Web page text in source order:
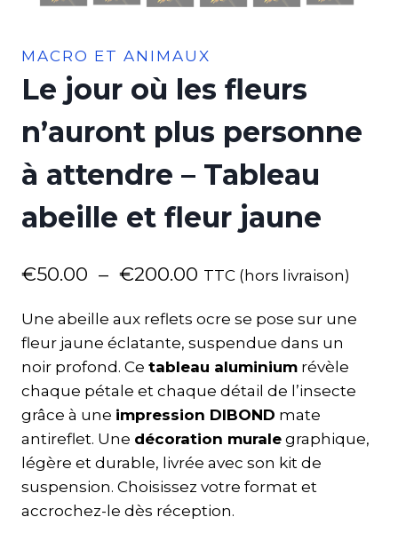
MACRO ET ANIMAUX
Le jour où les fleurs
n’auront plus personne
à attendre – Tableau
abeille et fleur jaune
€50.00 – €200.00 TTC (hors livraison)
Une abeille aux reflets ocre se pose sur une
fleur jaune éclatante, suspendue dans un
noir profond. Ce tableau aluminium révèle
chaque pétale et chaque détail de l’insecte
grâce à une impression DIBOND mate
antireflet. Une décoration murale graphique,
légère et durable, livrée avec son kit de
suspension. Choisissez votre format et
accrochez-le dès réception.